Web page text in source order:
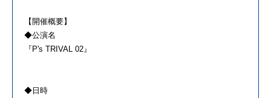
【 開催概要】
◆公演名
『 P's TRIVAL 02』
◆ 日 時